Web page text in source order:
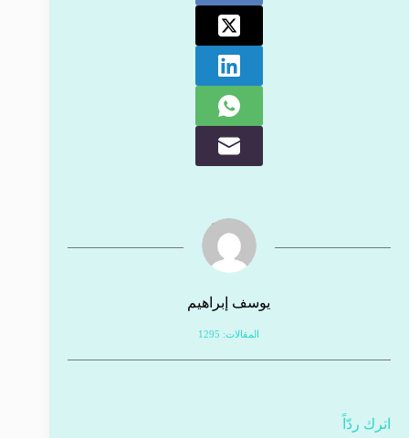
يوسف إبراهيم
المقالات: 1295
اترك ردّاً